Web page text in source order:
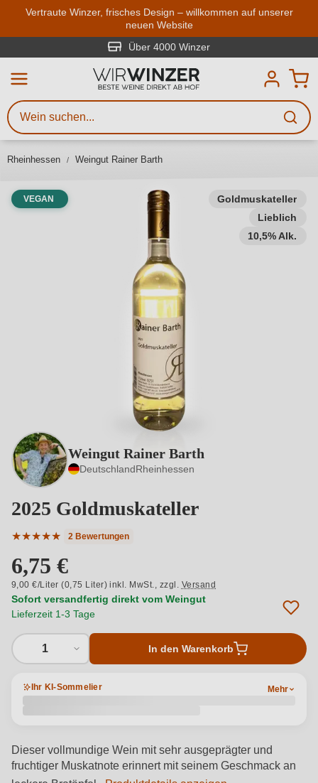
Zum Hauptinhalt springen
Vertraute Winzer, frisches Design – willkommen auf unserer
neuen Website
Über 4000 Winzer
Rheinhessen Weingut Rainer Barth
Goldmuskateller
Lieblich
10,5% Alk.
VEGAN
Weingut Rainer Barth
DeutschlandRheinhessen
2025 Goldmuskateller
★★★★★
Durchschnittliche Bewertung von 5 von 5 Sternen
2 Bewertungen
6,75 €
9,00 €/Liter (0,75 Liter) inkl. MwSt., zzgl. Versand
Sofort versandfertig direkt vom Weingut
Lieferzeit 1-3 Tage
1 In den Warenkorb
Ihr KI-Sommelier Mehr
Dieser vollmundige Wein mit sehr ausgeprägter und
fruchtiger Muskatnote erinnert mit seinem Geschmack an
Weinsuche
Mindestens 3 Zeichen eingeben
Beschreiben Sie, welchen Wein
Sie suchen – ob nach Geschmack,
Region, Winzer oder anderen